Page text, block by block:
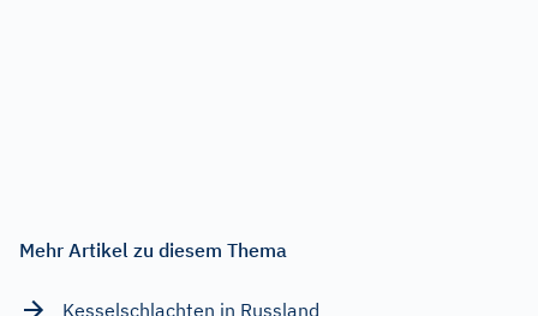
Mehr Artikel zu diesem Thema
Kesselschlachten in Russland